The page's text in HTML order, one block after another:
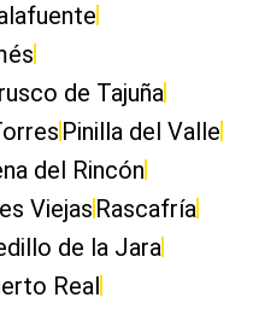
de Tajuña
Pinilla del Valle
del Rincón
Viejas Rascafría
de la Jara
Real